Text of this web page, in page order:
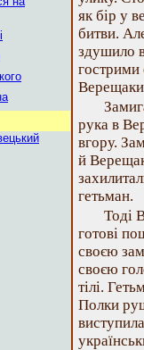
як бір у
битви.
здушило
гострими
рука в
вгору.
й
гетьман.
Тоді
готові
своєю
своєю
тілі.
Полки